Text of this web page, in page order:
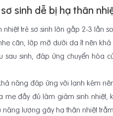
sinh dễ bị hạ thân
nhiệt trẻ sơ sinh lớn gấp 2-3 lần
cân, lớp mỡ dưới da ít nên
sau sinh, đáp ứng chuyển hóa
năng đáp ứng với lạnh kém
mẹ đầy đủ làm giảm sinh
năng lượng gây hạ thân nhiệt